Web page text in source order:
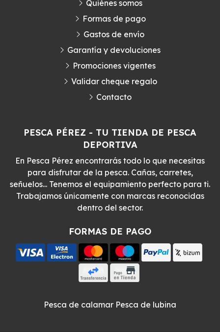
PESCA PÉREZ - TU TIENDA DE PESCA
DEPORTIVA
En Pesca Pérez encontrarás todo lo que necesitas
para disfrutar de la pesca. Cañas, carretes,
señuelos... Tenemos el equipamiento perfecto para ti.
Trabajamos únicamente con marcas reconocidas
dentro del sector.
FORMAS DE PAGO
Quiénes somos
Formas de pago
Gastos de envío
Garantía y devoluciones
Promociones vigentes
Validar cheque regalo
Contacto
Pesca de calamar Pesca de lubina